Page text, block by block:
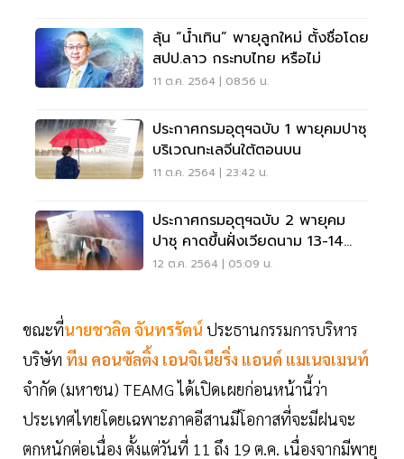
ลุ้น “น้ำเทิน” พายุลูกใหม่ ตั้งชื่อโดย
สปป.ลาว กระทบไทย หรือไม่
11 ต.ค. 2564 | 08:56 น.
ประกาศกรมอุตุฯฉบับ 1 พายุคมปาซุ
บริเวณทะเลจีนใต้ตอนบน
11 ต.ค. 2564 | 23:42 น.
ประกาศกรมอุตุฯฉบับ 2 พายุคม
ปาซุ คาดขึ้นฝั่งเวียดนาม 13-14
ต.ค. อีสานฝนตกหนัก
12 ต.ค. 2564 | 05:09 น.
ขณะที่นายชวลิต จันทรรัตน์ ประธานกรรมการบริหาร
บริษัท ทีม คอนซัลติ้ง เอนจิเนียริ่ง แอนด์ แมเนจเมนท์
จำกัด (มหาชน) TEAMG ได้เปิดเผยก่อนหน้านี้ว่า
ประเทศไทยโดยเฉพาะภาคอีสานมีโอกาสที่จะมีฝนจะ
ตกหนักต่อเนื่อง ตั้งแต่วันที่ 11 ถึง 19 ต.ค. เนื่องจากมีพายุ